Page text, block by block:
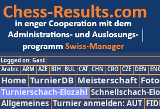
Logged on: Gast
Arabic ARM AZE BIH BUL CAT CHN CRO CZE DEN
Home TurnierDB Meisterschaft
Turnierschach-Elozahl Schnellschach-
Allgemeines Turnier anmelden: AUT